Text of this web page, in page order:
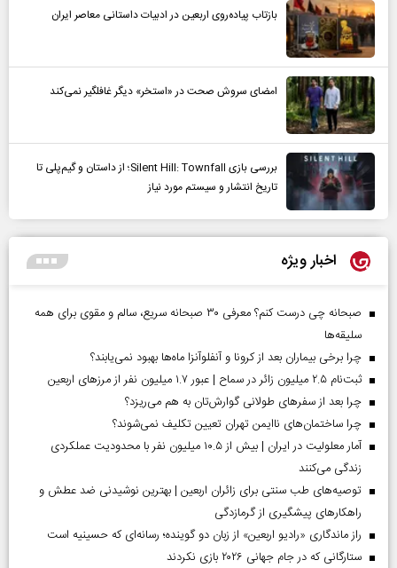
بازتاب پیاده‌روی اربعین در ادبیات داستانی معاصر ایران
امضای سروش صحت در «استخر» دیگر غافلگیر نمی‌کند
بررسی بازی Silent Hill: Townfall؛ از داستان و گیم‌پلی تا
تاریخ انتشار و سیستم مورد نیاز
اخبار ویژه
صبحانه چی درست کنم؟ معرفی ۳۰ صبحانه سریع، سالم و مقوی برای همه
سلیقه‌ها
چرا برخی بیماران بعد از کرونا و آنفلوآنزا ماه‌ها بهبود نمی‌یابند؟
ثبت‌نام ۲.۵ میلیون زائر در سماح | عبور ۱.۷ میلیون نفر از مرز‌های اربعین
چرا بعد از سفرهای طولانی گوارش‌تان به هم می‌ریزد؟
چرا ساختمان‌های ناایمن تهران تعیین تکلیف نمی‌شوند؟
آمار معلولیت در ایران | بیش از ۱۰.۵ میلیون نفر با محدودیت عملکردی
زندگی می‌کنند
توصیه‌های طب سنتی برای زائران اربعین | بهترین نوشیدنی ضد عطش و
راهکارهای پیشگیری از گرمازدگی
راز ماندگاری «رادیو اربعین» از زبان دو گوینده؛ رسانه‌ای که حسینیه است
ستارگانی که در جام جهانی ۲۰۲۶ بازی نکردند